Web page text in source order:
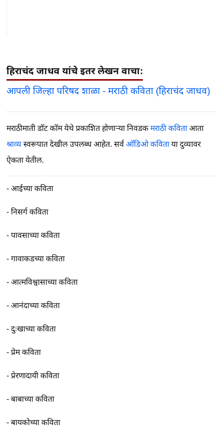
हिराचंद जाधव यांचे इतर लेखन वाचा:
आपली जिल्हा परिषद शाळा - मराठी कविता (हिराचंद जाधव)
मराठीमाती डॉट कॉम येथे प्रकाशित होणाऱ्या निवडकमराठी कविताआता
श्राव्य स्वरूपात देखील उपलब्ध आहेत. सर्वऑडिओ कविताया दुव्यावर
ऐकता येतील.
-आईच्या कविता
-निसर्ग कविता
-पावसाच्या कविता
-गावाकडच्या कविता
-आत्मविश्वासाच्या कविता
-आनंदाच्या कविता
-दुःखाच्या कविता
-प्रेम कविता
-प्रेरणादायी कविता
-बाबाच्या कविता
-बायकोच्या कविता